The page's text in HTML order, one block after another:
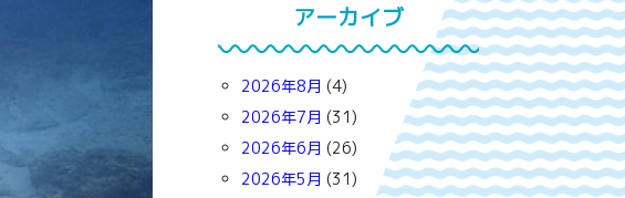
アーカイブ
2026年8月 (4)
2026年7月 (31)
2026年6月 (26)
2026年5月 (31)